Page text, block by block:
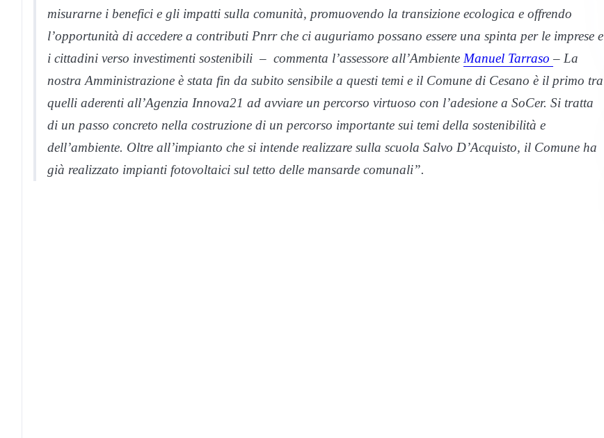
misurarne i benefici e gli impatti sulla comunità, promuovendo la transizione ecologica e offrendo
l’opportunità di accedere a contributi Pnrr che ci auguriamo possano essere una spinta per le imprese e
i cittadini verso investimenti sostenibili – commenta l’assessore all’Ambiente Manuel Tarraso– La
nostra Amministrazione è stata fin da subito sensibile a questi temi e il Comune di Cesano è il primo tra
quelli aderenti all’Agenzia Innova21 ad avviare un percorso virtuoso con l’adesione a SoCer. Si tratta
di un passo concreto nella costruzione di un percorso importante sui temi della sostenibilità e
dell’ambiente. Oltre all’impianto che si intende realizzare sulla scuola Salvo D’Acquisto, il Comune ha
già realizzato impianti fotovoltaici sul tetto delle mansarde comunali”.